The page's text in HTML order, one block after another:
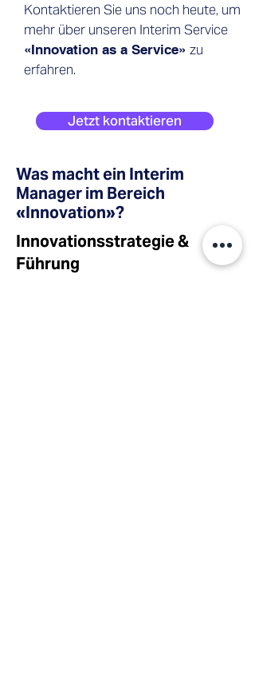
Kontaktieren Sie uns noch heute, um
mehr über unseren Interim Service
«Innovation as a Service» zu
erfahren.
Jetzt kontaktieren
Was macht ein Interim
Manager im Bereich
«Innovation»?
Innovationsstrategie &
Führung